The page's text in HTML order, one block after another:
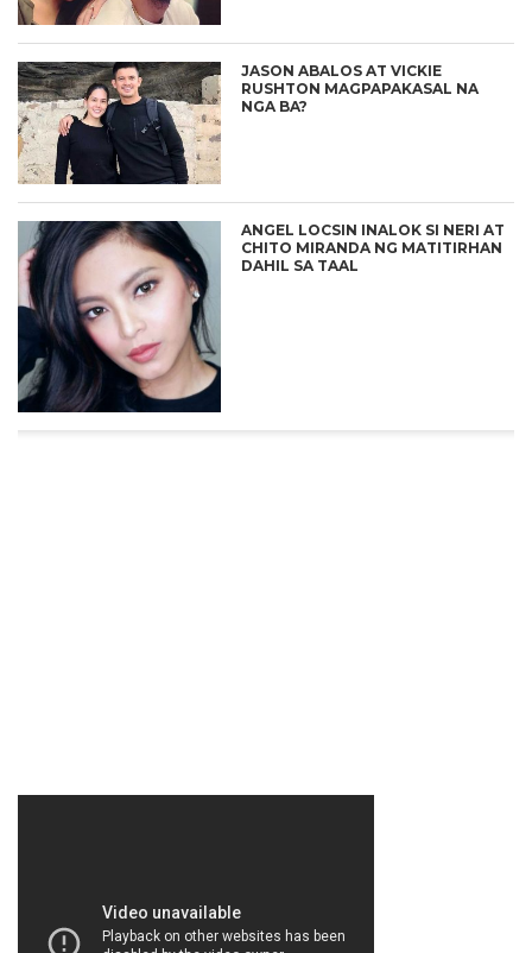
JASON ABALOS AT VICKIE
RUSHTON MAGPAPAKASAL NA
NGA BA?
ANGEL LOCSIN INALOK SI NERI AT
CHITO MIRANDA NG MATITIRHAN
DAHIL SA TAAL